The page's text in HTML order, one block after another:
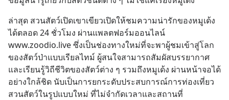
ล่าสุด สวนสัตว์เปิดเขาเขียวเปิดให้ชมความน่ารักของหมูเด้ง
ได้ตลอด 24 ชั่วโมง ผ่านแพลตฟอร์มออนไลน์
www.zoodio.live ซึ่งเป็นช่องทางใหม่ที่จะพาผู้ชมเข้าสู่โลก
ของสัตว์ป่าแบบเรียลไทม์ ผู้สนใจสามารถสัมผัสบรรยากาศ
และเรียนรู้วิถีชีวิตของสัตว์ต่าง ๆ รวมถึงหมูเด้ง ผ่านหน้าจอได้
อย่างใกล้ชิด นับเป็นการยกระดับประสบการณ์การท่องเที่ยว
สวนสัตว์ในรูปแบบใหม่ ที่ไม่จำกัดเวลาและสถานที่